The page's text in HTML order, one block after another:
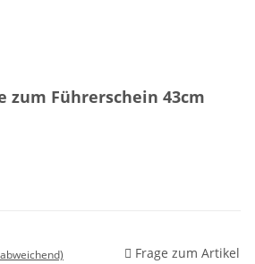
zum Führerschein 43cm
Frage zum Artikel